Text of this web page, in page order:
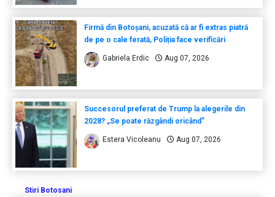
Firmă din Botoșani, acuzată că ar fi extras piatră
de pe o cale ferată, Poliția face verificări
Gabriela Erdic Aug 07, 2026
Succesorul preferat de Trump la alegerile din
2028? „Se poate răzgândi oricând”
Estera Vicoleanu Aug 07, 2026
Stiri Botosani